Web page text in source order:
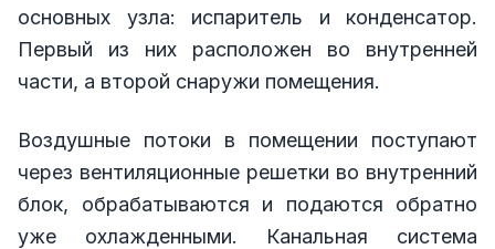
основных узла: испаритель и конденсатор.
Первый из них расположен во внутренней
части, а второй снаружи помещения.
Воздушные потоки в помещении поступают
через вентиляционные решетки во внутренний
блок, обрабатываются и подаются обратно
уже охлажденными. Канальная система